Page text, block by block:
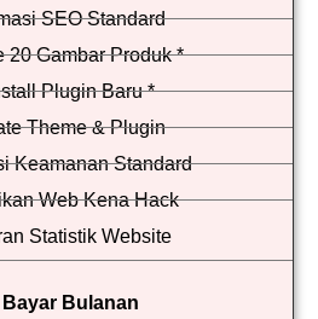
SEO Standard
20 Gambar Produk *
Plugin Baru *
Theme & Plugin
Keamanan Standard
Web Kena Hack
Statistik Website
Bayar Bulanan